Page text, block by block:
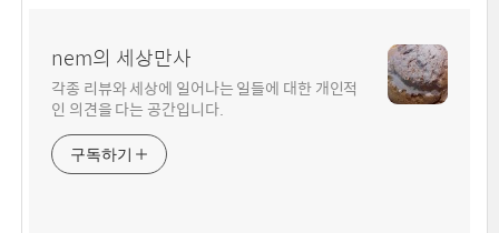
nem의 세상만사
각종 리뷰와 세상에 일어나는 일들에 대한 개인적
인 의견을 다는 공간입니다.
구독하기